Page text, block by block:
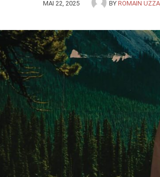
MAI 22, 2025 BY ROMAIN